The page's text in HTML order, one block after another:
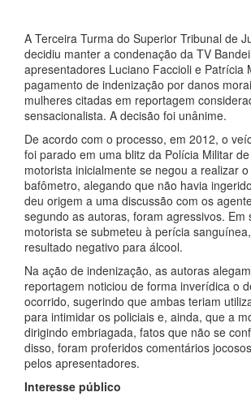
A Terceira Turma do Superior Tribunal de
decidiu manter a condenação da TV
apresentadores Luciano Faccioli e Patrícia
pagamento de indenização por danos
mulheres citadas em reportagem
sensacionalista. A decisão foi unânime.
De acordo com o processo, em 2012, o
foi parado em uma blitz da Polícia Militar
motorista inicialmente se negou a realizar
bafômetro, alegando que não havia
deu origem a uma discussão com os
segundo as autoras, foram agressivos. Em
motorista se submeteu à perícia
resultado negativo para álcool.
Na ação de indenização, as autoras
reportagem noticiou de forma inverídica o
ocorrido, sugerindo que ambas teriam
para intimidar os policiais e, ainda, que a
dirigindo embriagada, fatos que não se
disso, foram proferidos comentários
pelos apresentadores.
Interesse público